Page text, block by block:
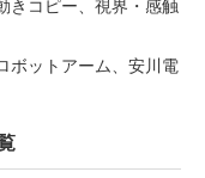
きコピー、視界・感触
ボットアーム、安川電